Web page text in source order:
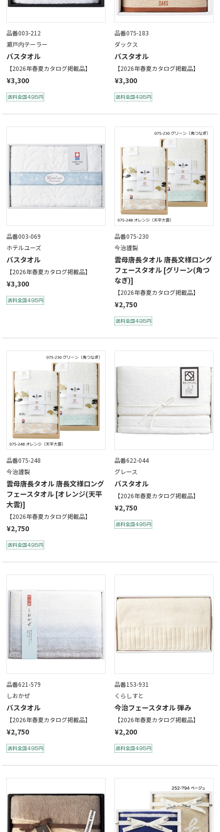
品番003-212
瀬戸内テーラー
バスタオル
【2026年春夏カタログ掲載品】
¥3,300
品番075-183
ダックス
バスタオル
【2026年春夏カタログ掲載品】
¥3,300
品番003-069
ホテルユーズ
バスタオル
【2026年春夏カタログ掲載品】
¥3,300
品番075-230
今治謹製
雲母唐長タオル 唐長文様ロング
フェースタオル [グリーン(角つ
なぎ)]
【2026年春夏カタログ掲載品】
¥2,750
品番075-248
今治謹製
雲母唐長タオル 唐長文様ロング
フェースタオル [オレンジ(天平
大雲)]
【2026年春夏カタログ掲載品】
¥2,750
品番622-044
グレース
バスタオル
【2026年春夏カタログ掲載品】
¥2,750
品番621-579
しおかぜ
バスタオル
【2026年春夏カタログ掲載品】
¥2,750
品番153-931
くらしすと
今治フェースタオル 弾み
【2026年春夏カタログ掲載品】
¥2,200